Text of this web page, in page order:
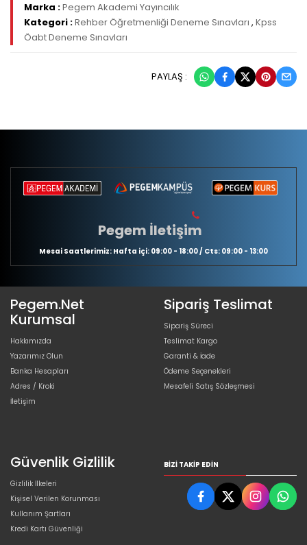
Marka :Pegem Akademi Yayıncılık
Kategori :Rehber Öğretmenliği Deneme Sınavları , Kpss
Öabt Deneme Sınavları
PAYLAŞ :
Pegem İletişim
Mesai Saatlerimiz: Hafta içi: 09:00 - 18:00 / Cts: 09:00 - 13:00
Pegem.Net
Kurumsal
Hakkımızda
Yazarımız Olun
Banka Hesapları
Adres / Kroki
İletişim
Sipariş Teslimat
Sipariş Süreci
Teslimat Kargo
Garanti & İade
Ödeme Seçenekleri
Mesafeli Satış Sözleşmesi
Güvenlik Gizlilik
Gizlilik İlkeleri
Kişisel Verilen Korunması
Kullanım Şartları
Kredi Kartı Güvenliği
BIZI TAKIP EDIN